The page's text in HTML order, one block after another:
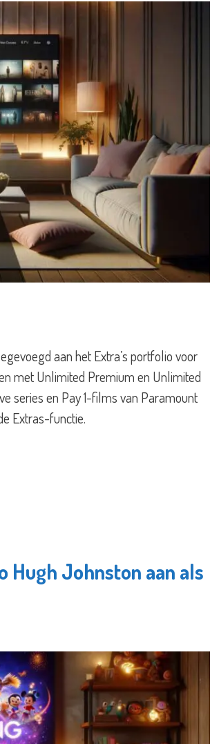
aan het Extra’s portfolio voor
met Unlimited Premium en Unlimited
series en Pay 1-films van Paramount
Extras-functie.
Hugh Johnston aan als